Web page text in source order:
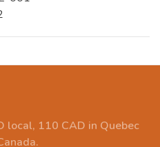
local, 110 CAD in Quebec